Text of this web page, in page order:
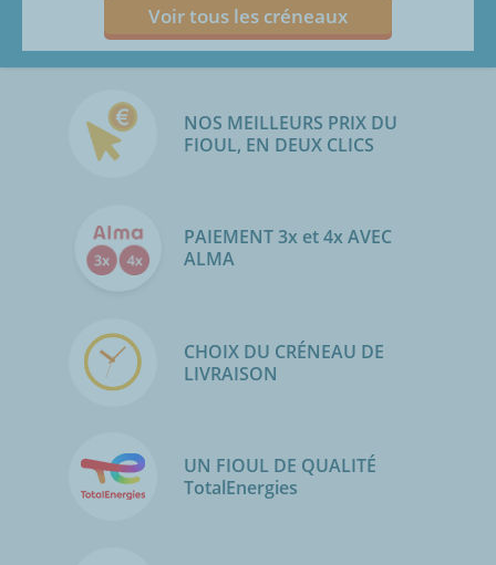
Voir tous les créneaux
NOS MEILLEURS PRIX DU
FIOUL, EN DEUX CLICS
PAIEMENT 3x et 4x AVEC
ALMA
CHOIX DU CRÉNEAU DE
LIVRAISON
UN FIOUL DE QUALITÉ
TotalEnergies